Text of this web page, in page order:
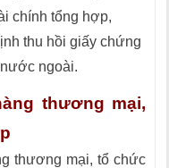
chính tổng hợp,
thu hồi giấy chứng
ngoài.
thương mại,
thương mại, tổ chức